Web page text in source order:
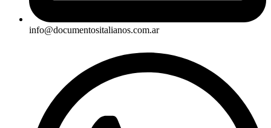
info@documentositalianos.com.ar